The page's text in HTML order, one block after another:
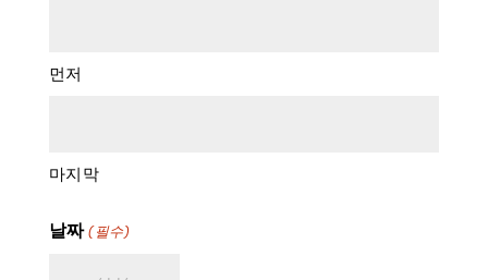
먼저
마지막
날짜(필수)